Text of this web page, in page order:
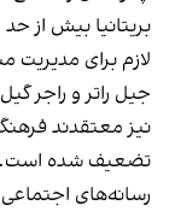
بریتانیا بیش از
لازم برای مدیریت
جیل راتر و راجر
نیز معتقدند
رسانه‌های اجتماعی